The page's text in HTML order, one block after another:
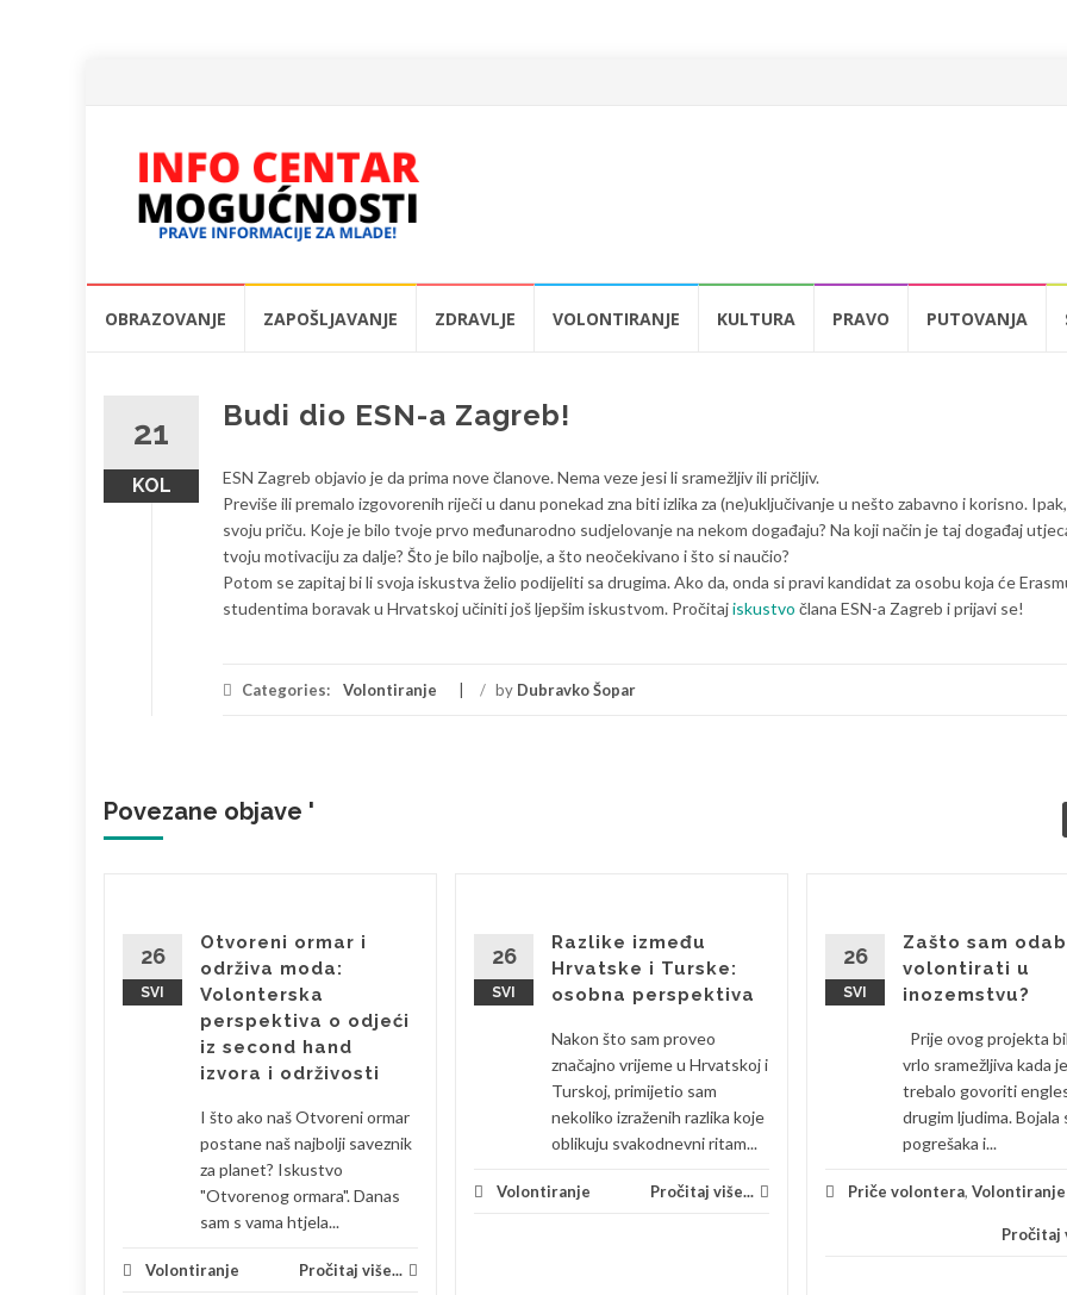
OBRAZOVANJE ZAPOŠLJAVANJE ZDRAVLJE VOLONTIRANJE KULTURA PRAVO PUTOVANJA
21
KOL
Budi dio ESN-a Zagreb!
ESN Zagreb objavio je da prima nove članove. Nema veze jesi li sramežljiv ili pričljiv.
Previše ili premalo izgovorenih riječi u danu ponekad zna biti izlika za (ne)uključivanje u nešto zabavno i korisno.
svoju priču. Koje je bilo tvoje prvo međunarodno sudjelovanje na nekom događaju? Na koji način je taj događaj
tvoju motivaciju za dalje? Što je bilo najbolje, a što neočekivano i što si naučio?
Potom se zapitaj bi li svoja iskustva želio podijeliti sa drugima. Ako da, onda si pravi kandidat za osobu koja će
studentima boravak u Hrvatskoj učiniti još ljepšim iskustvom. Pročitajiskustvo člana ESN-a Zagreb i prijavi se!
Categories: Volontiranje / by Dubravko Šopar
Povezane objave '
26
SVI
Otvoreni ormar i
održiva moda:
Volonterska
perspektiva o odjeći
iz second hand
izvora i održivosti
I što ako naš Otvoreni ormar
postane naš najbolji saveznik
za planet? Iskustvo
"Otvorenog ormara". Danas
sam s vama htjela...
Volontiranje Pročitaj više...
26
SVI
Razlike između
Hrvatske i Turske:
osobna perspektiva
Nakon što sam proveo
značajno vrijeme u Hrvatskoj i
Turskoj, primijetio sam
nekoliko izraženih razlika koje
oblikuju svakodnevni ritam...
Volontiranje Pročitaj više...
26
SVI
Zašto sam
volontirati u
inozemstvu?
Prije ovog projekta
vrlo sramežljiva kada je
trebalo govoriti
drugim ljudima. Bojala
pogrešaka i...
Priče volontera, Volontiranje
Pročitaj